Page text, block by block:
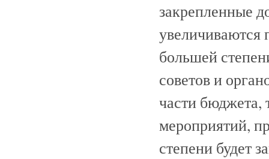
закрепленные
увеличиваются
большей
советов и
части бюджета,
мероприятий,
степени будет